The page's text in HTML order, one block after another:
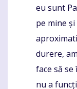
eu sunt
pe mine
durere,
face să
nu a